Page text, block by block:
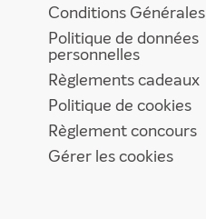
Conditions Générales
Politique de données
personnelles
Règlements cadeaux
Politique de cookies
Règlement concours
Gérer les cookies